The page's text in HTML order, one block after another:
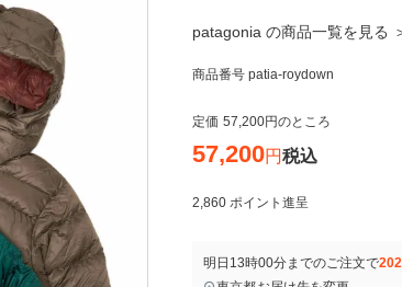
patagonia の商品一覧を見る
商品番号 patia-roydown
定価 57,200 のところ
57,200 税込
2,860 ポイント進呈
明日 13時00分までのご注文で